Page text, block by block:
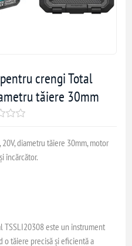
crengi Total
tăiere 30mm
diametru tăiere 30mm, motor
încărcător.
TSSLI20308 este un instrument
tăiere precisă și eficientă a